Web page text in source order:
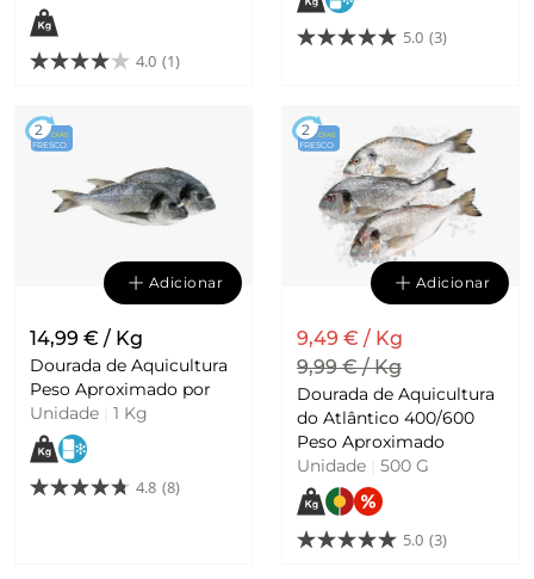
4.0 (1)
5.0 (3)
2 DIAS
FRESCO
Adicionar
14,99 € / Kg
Dourada de Aquicultura
Peso Aproximado por
Unidade
1 Kg
4.8 (8)
2 DIAS
FRESCO
Adicionar
9,49 € / Kg
9,99 € / Kg
Dourada de Aquicultura
do Atlântico 400/600
Peso Aproximado
Unidade
500 G
5.0 (3)